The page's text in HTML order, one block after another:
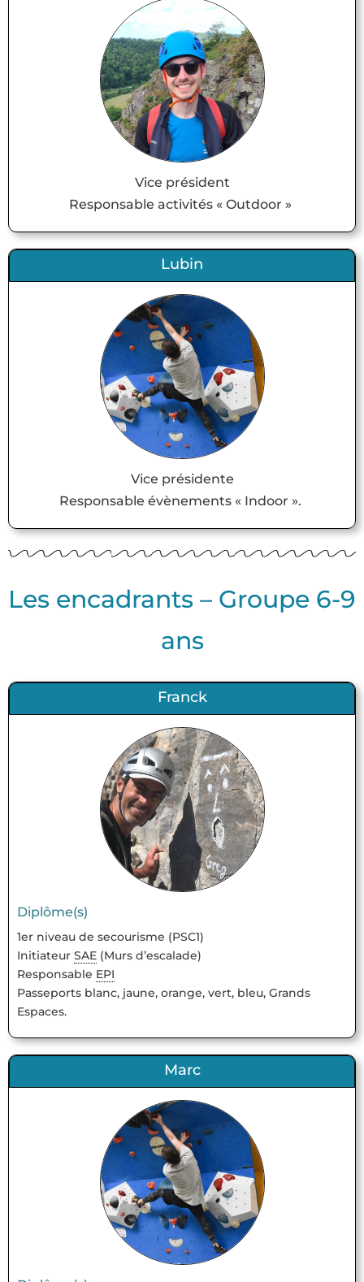
Vice président
Responsable activités « Outdoor »
Lubin
Vice présidente
Responsable évènements « Indoor ».
Les encadrants – Groupe 6-9
ans
Franck
Diplôme(s)
1er niveau de secourisme (PSC1)
Initiateur SAE (Murs d’escalade)
Responsable EPI
Passeports blanc, jaune, orange, vert, bleu, Grands
Espaces.
Marc